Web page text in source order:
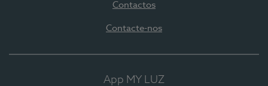
Contactos
Contacte-nos
App MY LUZ